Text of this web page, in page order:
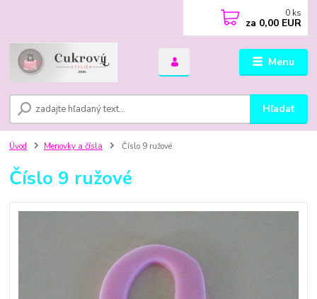
Menu
Hľadať
0 ks
za 0,00 EUR
Úvod Menovky a čísla Číslo 9 ružové
Číslo 9 ružové